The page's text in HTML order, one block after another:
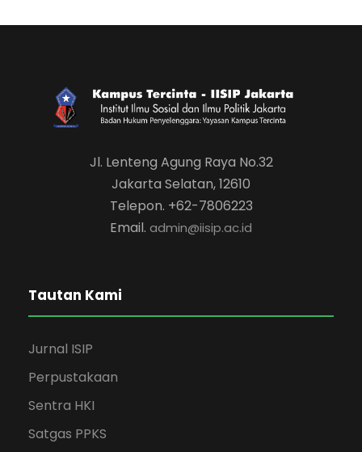
Jl. Lenteng Agung Raya No.32
Jakarta Selatan, 12610
Telepon. +62-7806223
Email. admin@iisip.ac.id
Tautan Kami
Jurnal ISIP
Perpustakaan
Sentra HKI
Satgas PPKS